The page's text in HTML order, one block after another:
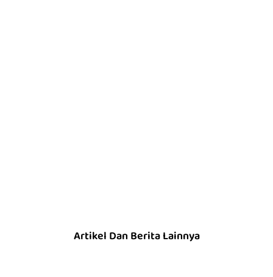
Artikel Dan Berita Lainnya